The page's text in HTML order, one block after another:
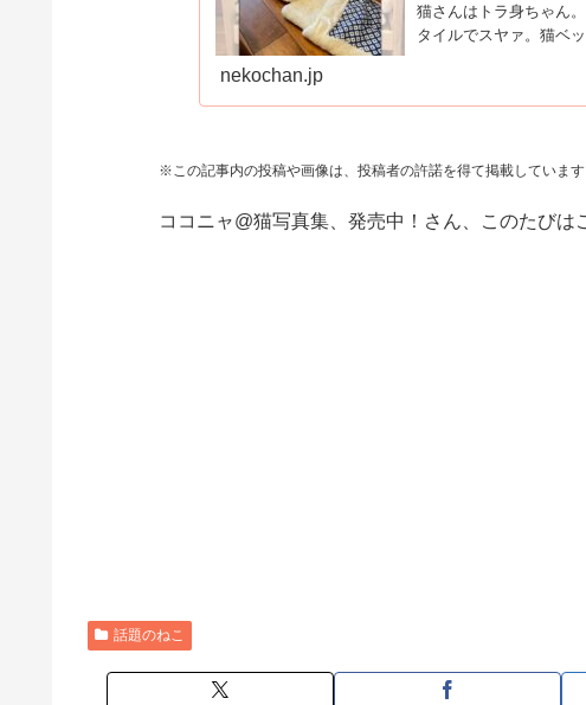
猫さんはトラ身ちゃん
タイルでスヤァ。猫ベ
nekochan.jp
※この記事内の投稿や画像は、投稿者の許諾を得て掲載しています
ココニャ@猫写真集、発売中！さん、このたびは
話題のねこ